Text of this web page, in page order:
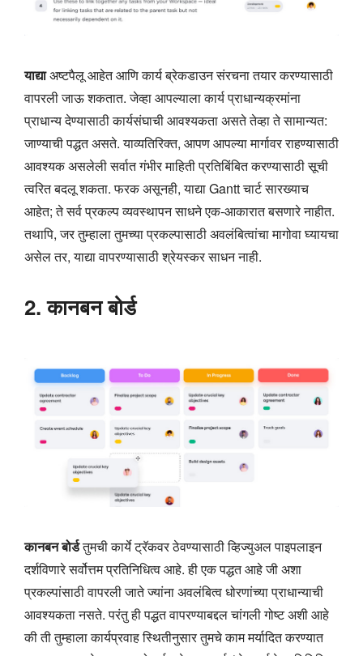
याद्याअष्टपैलू आहेत आणि कार्य ब्रेकडाउन संरचना तयार करण्यासाठी
वापरली जाऊ शकतात. जेव्हा आपल्याला कार्य प्राधान्यक्रमांना
प्राधान्य देण्यासाठी कार्यसंघाची आवश्यकता असते तेव्हा ते सामान्यत:
जाण्याची पद्धत असते. याव्यतिरिक्त, आपण आपल्या मार्गावर राहण्यासाठी
आवश्यक असलेली सर्वात गंभीर माहिती प्रतिबिंबित करण्यासाठी सूची
त्वरित बदलू शकता. फरक असूनही, याद्या Gantt चार्ट सारख्याच
आहेत; ते सर्व प्रकल्प व्यवस्थापन साधने एक-आकारात बसणारे नाहीत.
तथापि, जर तुम्हाला तुमच्या प्रकल्पासाठी अवलंबित्वांचा मागोवा घ्यायचा
असेल तर, याद्या वापरण्यासाठी श्रेयस्कर साधन नाही.
2. कानबन बोर्ड
कानबन बोर्डतुमची कार्ये ट्रॅकवर ठेवण्यासाठी व्हिज्युअल पाइपलाइन
दर्शविणारे सर्वोत्तम प्रतिनिधित्व आहे. ही एक पद्धत आहे जी अशा
प्रकल्पांसाठी वापरली जाते ज्यांना अवलंबित्व धोरणांच्या प्राधान्याची
आवश्यकता नसते. परंतु ही पद्धत वापरण्याबद्दल चांगली गोष्ट अशी आहे
की ती तुम्हाला कार्यप्रवाह स्थितीनुसार तुमचे काम मर्यादित करण्यात